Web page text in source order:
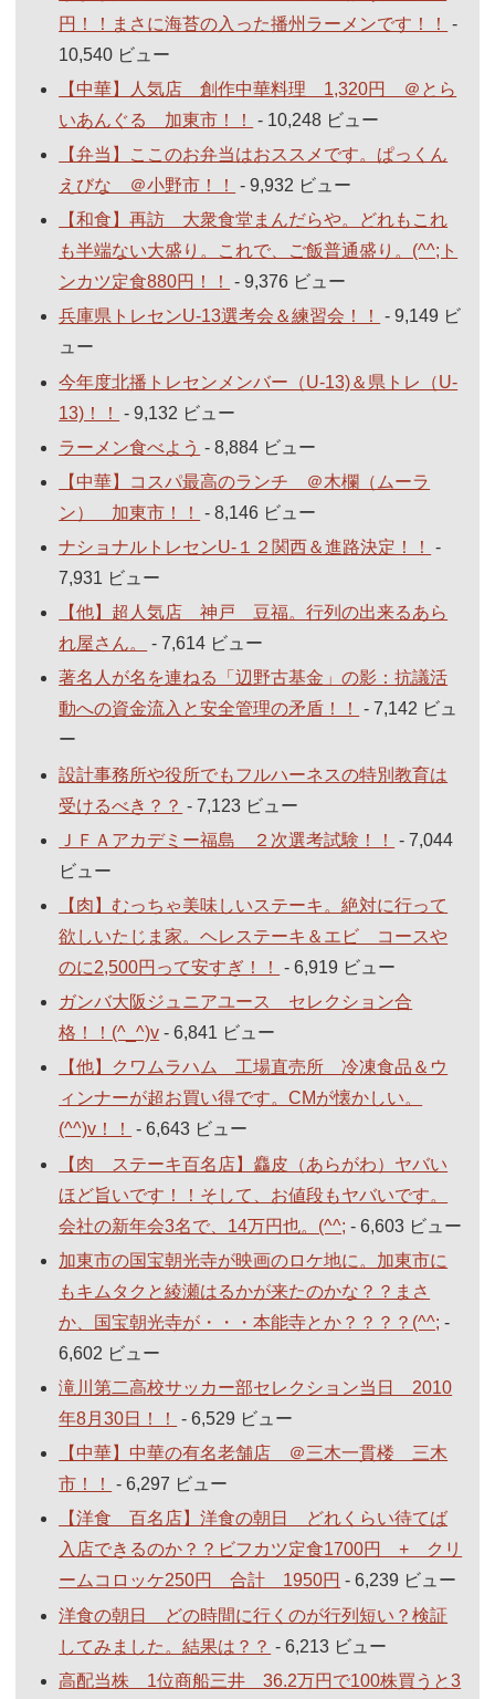
円！！まさに海苔の入った播州ラーメンです！！
-
10,540 ビュー
【中華】人気店 創作中華料理 1,320円 ＠とら
いあんぐる 加東市！！
- 10,248 ビュー
【弁当】ここのお弁当はおススメです。ぱっくん
えびな ＠小野市！！
- 9,932 ビュー
【和食】再訪 大衆食堂まんだらや。どれもこれ
も半端ない大盛り。これで、ご飯普通盛り。(^^;ト
ンカツ定食880円！！
- 9,376 ビュー
兵庫県トレセンU-13選考会＆練習会！！
- 9,149 ビ
ュー
今年度北播トレセンメンバー（U-13)＆県トレ（U-
13)！！
- 9,132 ビュー
ラーメン食べよう - 8,884 ビュー
【中華】コスパ最高のランチ ＠木欄（ムーラ
ン） 加東市！！
- 8,146 ビュー
ナショナルトレセンU-１２関西＆進路決定！！
-
7,931 ビュー
【他】超人気店 神戸 豆福。行列の出来るあら
れ屋さん。
- 7,614 ビュー
著名人が名を連ねる「辺野古基金」の影：抗議活
動への資金流入と安全管理の矛盾！！
- 7,142 ビュ
ー
設計事務所や役所でもフルハーネスの特別教育は
受けるべき？？ - 7,123 ビュー
ＪＦＡアカデミー福島 ２次選考試験！！
- 7,044
ビュー
【肉】むっちゃ美味しいステーキ。絶対に行って
欲しいたじま家。ヘレステーキ＆エビ コースや
のに2,500円って安すぎ！！
- 6,919 ビュー
ガンバ大阪ジュニアユース セレクション合
格！！(^_^)v - 6,841 ビュー
【他】クワムラハム 工場直売所 冷凍食品＆ウ
ィンナーが超お買い得です。CMが懐かしい。
(^^)v！！
- 6,643 ビュー
【肉 ステーキ百名店】麤皮（あらがわ）ヤバい
ほど旨いです！！そして、お値段もヤバいです。
会社の新年会3名で、14万円也。(^^; - 6,603 ビュー
加東市の国宝朝光寺が映画のロケ地に。加東市に
もキムタクと綾瀬はるかが来たのかな？？まさ
か、国宝朝光寺が・・・本能寺とか？？？？(^^; -
6,602 ビュー
滝川第二高校サッカー部セレクション当日 2010
年8月30日！！
- 6,529 ビュー
【中華】中華の有名老舗店 ＠三木一貫楼 三木
市！！
- 6,297 ビュー
【洋食 百名店】洋食の朝日 どれくらい待てば
入店できるのか？？ビフカツ定食1700円 + クリ
ームコロッケ250円 合計 1950円 - 6,239 ビュー
洋食の朝日 どの時間に行くのが行列短い？検証
してみました。結果は？？ - 6,213 ビュー
高配当株 1位商船三井 36.2万円で100株買うと3